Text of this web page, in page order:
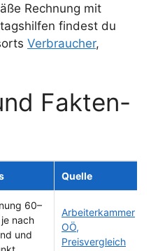
Rechnung mit
findest du
Verbraucher,
Fakten-
Quelle
60–
nach
und
Arbeiterkammer
OÖ,
Preisvergleich